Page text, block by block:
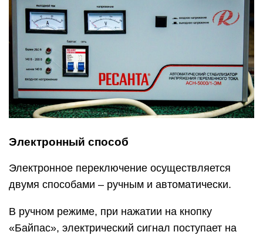
Электронный способ
Электронное переключение осуществляется
двумя способами – ручным и автоматически.
В ручном режиме, при нажатии на кнопку
«Байпас», электрический сигнал поступает на